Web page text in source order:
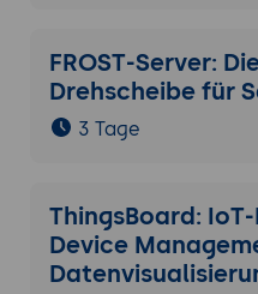
FROST-Server:
Drehscheibe für
3 Tage
ThingsBoard:
Device